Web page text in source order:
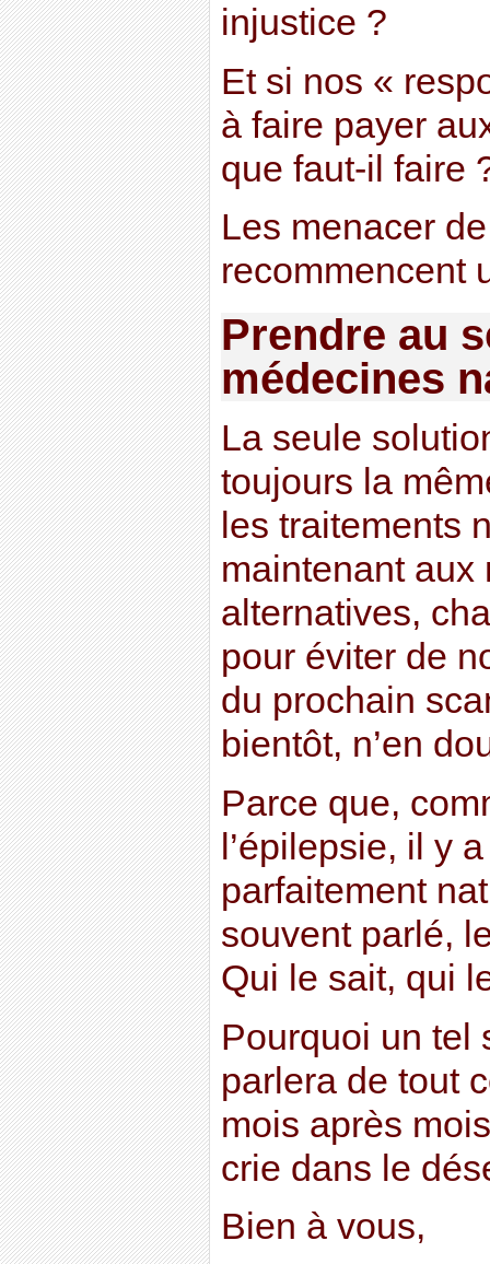
injustice ?
Et si nos «
à faire payer
que faut-il faire
Les menacer
recommencent
Prendre au
médecines
La seule
toujours la
les traitements
maintenant aux
alternatives,
pour éviter de
du prochain
bientôt, n’en
Parce que,
l’épilepsie, il y
parfaitement
souvent parlé,
Qui le sait, qui
Pourquoi un tel
parlera de tout
mois après
crie dans le
Bien à vous,